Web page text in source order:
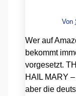
Von
Wer auf
bekommt
vorgesetzt.
HAIL MARY
aber die